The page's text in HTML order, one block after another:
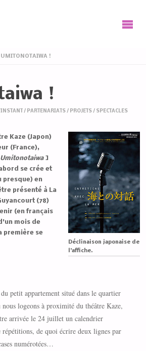
UMITONOTAIWA !
!
/ PARTENARIATS/ PROJETS/ SPECTACLES
Déclinaison japonaise de
l’affiche.
Kaze (Japon)
(France),
Umitonotaiwa]
se crée et
presque) en
présenté à La
(78)
(en français
mois de
première se
petit appartement situé dans le quartier
logeons à proximité du théâtre Kaze,
arrivée le 24 juillet un calendrier
répétitions, de quoi écrire deux lignes par
numérotées…